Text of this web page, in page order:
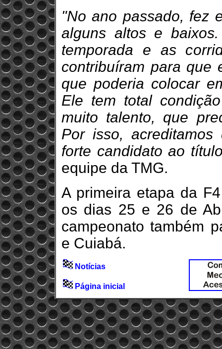
"No ano passado, fez
alguns altos e
temporada e as
contribuíram para que
que poderia colocar
Ele tem total
muito talento, que
Por isso,
forte candidato ao
equipe da TMG.
A primeira etapa da
os dias 25 e 26 de
campeonato também
e Cuiabá.
Notícias
Página inicial